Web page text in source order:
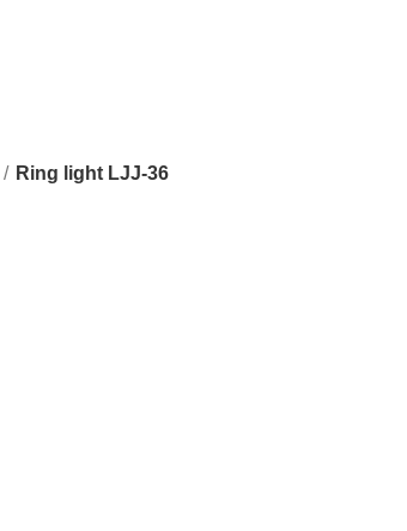
Ring light LJJ-36